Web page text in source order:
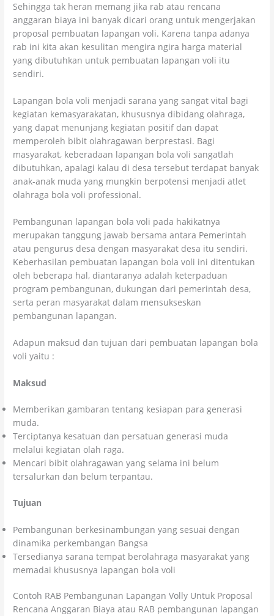
Sehingga tak heran memang jika rab atau rencana
anggaran biaya ini banyak dicari orang untuk mengerjakan
proposal pembuatan lapangan voli. Karena tanpa adanya
rab ini kita akan kesulitan mengira ngira harga material
yang dibutuhkan untuk pembuatan lapangan voli itu
sendiri.
Lapangan bola voli menjadi sarana yang sangat vital bagi
kegiatan kemasyarakatan, khususnya dibidang olahraga,
yang dapat menunjang kegiatan positif dan dapat
memperoleh bibit olahragawan berprestasi. Bagi
masyarakat, keberadaan lapangan bola voli sangatlah
dibutuhkan, apalagi kalau di desa tersebut terdapat banyak
anak-anak muda yang mungkin berpotensi menjadi atlet
olahraga bola voli professional.
Pembangunan lapangan bola voli pada hakikatnya
merupakan tanggung jawab bersama antara Pemerintah
atau pengurus desa dengan masyarakat desa itu sendiri.
Keberhasilan pembuatan lapangan bola voli ini ditentukan
oleh beberapa hal, diantaranya adalah keterpaduan
program pembangunan, dukungan dari pemerintah desa,
serta peran masyarakat dalam mensukseskan
pembangunan lapangan.
Adapun maksud dan tujuan dari pembuatan lapangan bola
voli yaitu :
Maksud
Memberikan gambaran tentang kesiapan para generasi
muda.
Terciptanya kesatuan dan persatuan generasi muda
melalui kegiatan olah raga.
Mencari bibit olahragawan yang selama ini belum
tersalurkan dan belum terpantau.
Tujuan
Pembangunan berkesinambungan yang sesuai dengan
dinamika perkembangan Bangsa
Tersedianya sarana tempat berolahraga masyarakat yang
memadai khususnya lapangan bola voli
Contoh RAB Pembangunan Lapangan Volly Untuk Proposal
Rencana Anggaran Biaya atau RAB pembangunan lapangan